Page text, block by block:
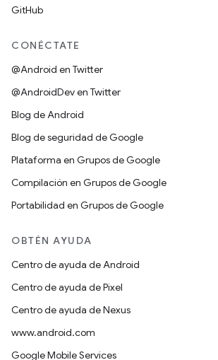
GitHub
CONÉCTATE
@Android en Twitter
@AndroidDev en Twitter
Blog de Android
Blog de seguridad de Google
Plataforma en Grupos de Google
Compilación en Grupos de Google
Portabilidad en Grupos de Google
OBTÉN AYUDA
Centro de ayuda de Android
Centro de ayuda de Pixel
Centro de ayuda de Nexus
www.android.com
Google Mobile Services